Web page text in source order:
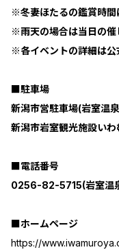
※冬妻ほたるの鑑賞時
※雨天の場合は当日の催
※各イベントの詳細は公
■駐車場
新潟市営駐車場(岩室温
新潟市岩室観光施設いわ
■電話番号
0256-82-5715(岩室温
■ホームページ
https://